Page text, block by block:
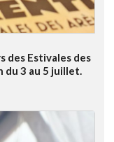
des Estivales des
du 3 au 5 juillet.